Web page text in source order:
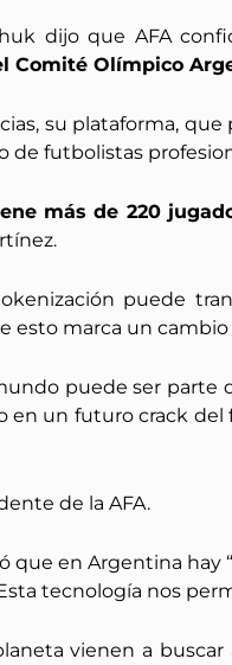
dijo que AFA
Comité Olímpico
su plataforma,
futbolistas
más de 220
puede
esto marca un
puede ser parte
un futuro crack del
de la AFA.
que en Argentina
tecnología nos
vienen a